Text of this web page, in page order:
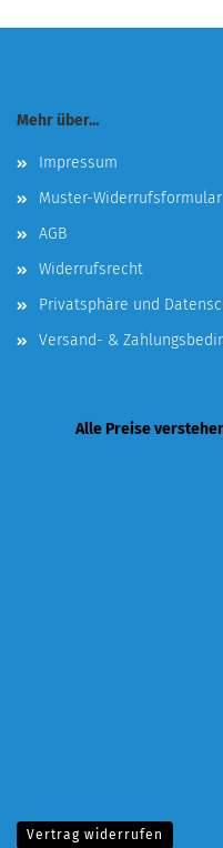
Mehr über...
Impressum
Muster-Widerrufsformular
AGB
Widerrufsrecht
Privatsphäre und
Versand- &
Alle Preise
Vertrag widerrufen